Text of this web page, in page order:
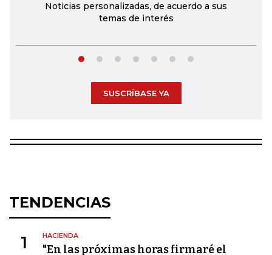
Noticias personalizadas, de acuerdo a sus
temas de interés
SUSCRÍBASE YA
TENDENCIAS
1 HACIENDA
"En las próximas horas firmaré el